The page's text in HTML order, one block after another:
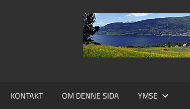
KONTAKT OM DENNE SIDA YMSE